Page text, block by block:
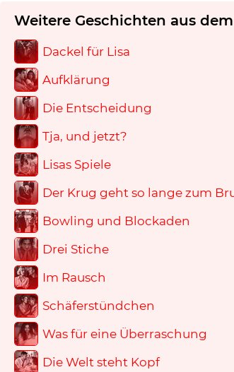
Weitere Geschichten aus
Dackel für Lisa
Aufklärung
Die Entscheidung
Tja, und jetzt?
Lisas Spiele
Der Krug geht so lange zum
Bowling und Blockaden
Drei Stiche
Im Rausch
Schäferstündchen
Was für eine Überraschung
Die Welt steht Kopf